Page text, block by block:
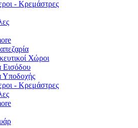
- Κρεμάστρες
Χώροι
Εισόδου
Υποδοχής
- Κρεμάστρες